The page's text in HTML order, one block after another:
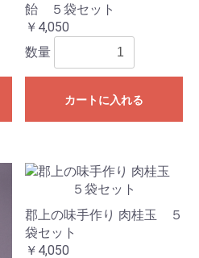
飴 ５袋セット
￥4,050
数量
カートに入れる
郡上の味手作り 肉桂玉 ５
袋セット
￥4,050